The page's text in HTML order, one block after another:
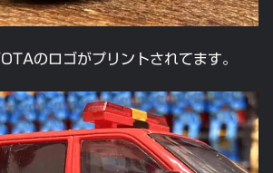
のロゴがプリントされてます。